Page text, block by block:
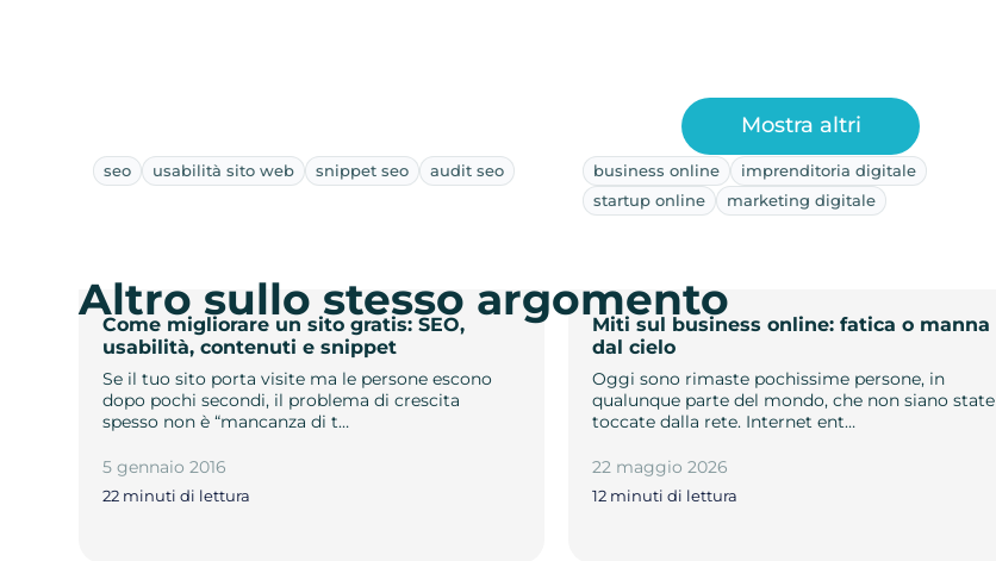
seo usabilità sito web snippet seo audit seo
Come migliorare un sito gratis: SEO,
usabilità, contenuti e snippet
Se il tuo sito porta visite ma le persone escono
dopo pochi secondi, il problema di crescita
spesso non è “mancanza di t…
5 gennaio 2016
22 minuti di lettura
business online
imprenditoria digitale
startup online
marketing digitale
Miti sul business online: fatica o manna
dal cielo
Oggi sono rimaste pochissime persone, in
qualunque parte del mondo, che non siano state
toccate dalla rete. Internet ent…
22 maggio 2026
12 minuti di lettura
Mostra altri
Altro sullo stesso argomento